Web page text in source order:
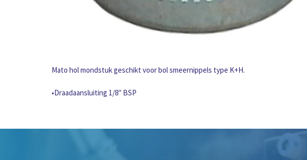
Mato hol mondstuk geschikt voor bol smeernippels type K+H.
•Draadaansluiting 1/8″ BSP